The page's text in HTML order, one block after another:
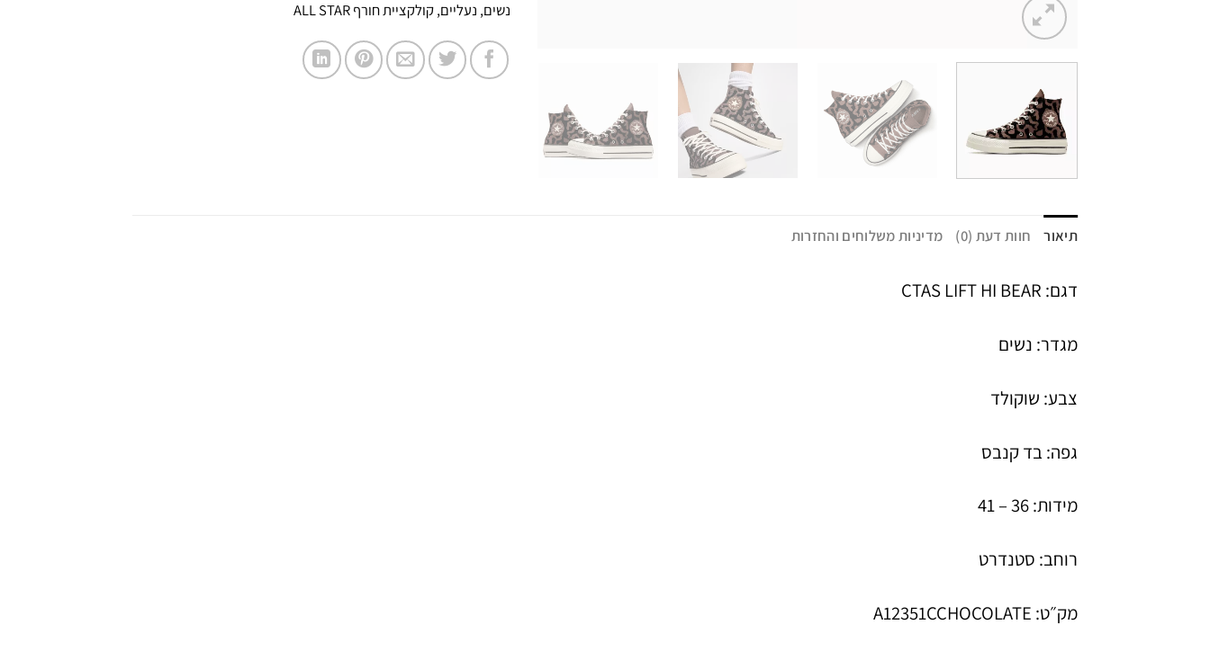
נשים, נעליים,קולקציית חורף ALL STAR
תיאור חוות דעת (0) מדיניות משלוחים והחזרות
דגם: CTAS LIFT HI BEAR
מגדר: נשים
צבע: שוקולד
גפה: בד קנבס
מידות: 36 – 41
רוחב: סטנדרט
מק״ט: A12351CCHOCOLATE